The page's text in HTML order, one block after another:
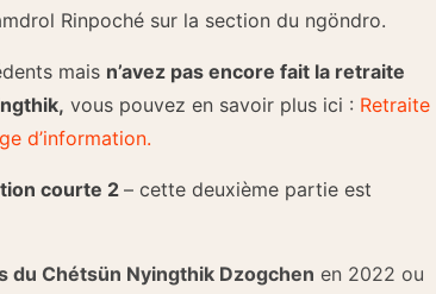
Rinpoché sur la section du ngöndro.
mais n’avez pas encore fait la retraite
vous pouvez en savoir plus ici : Retraite
d’information.
courte 2 – cette deuxième partie est
du Chétsün Nyingthik Dzogchen en 2022 ou